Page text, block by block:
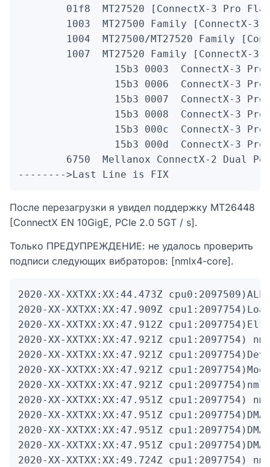
01f8  MT27520 [ConnectX-3 Pro
        1003  MT27500 Family [ConnectX-3]
1004  MT27500/MT27520 Family
1007  MT27520 Family [ConnectX-3
15b3 0003  ConnectX-3
15b3 0006  ConnectX-3
15b3 0007  ConnectX-3
15b3 0008  ConnectX-3
15b3 000c  ConnectX-3
15b3 000d  ConnectX-3
6750  Mellanox ConnectX-2 Dual
-------->Last Line is FIX
После перезагрузки я увидел поддержку MT26448
[ConnectX EN 10GigE, PCIe 2.0 5GT / s].
Только ПРЕДУПРЕЖДЕНИЕ: не удалось проверить
подписи следующих вибраторов: [nmlx4-core].
2020-XX-XXTXX:XX:44.473Z
2020-XX-XXTXX:XX:47.909Z
2020-XX-XXTXX:XX:47.912Z
2020-XX-XXTXX:XX:47.921Z cpu1:2097754)
2020-XX-XXTXX:XX:47.921Z
2020-XX-XXTXX:XX:47.921Z
2020-XX-XXTXX:XX:47.921Z
2020-XX-XXTXX:XX:47.951Z cpu1:2097754)
2020-XX-XXTXX:XX:47.951Z
2020-XX-XXTXX:XX:47.951Z
2020-XX-XXTXX:XX:47.951Z
2020-XX-XXTXX:XX:49.724Z cpu1:2097754)